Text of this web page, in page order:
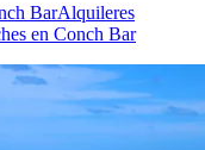
BarAlquileres
en Conch Bar